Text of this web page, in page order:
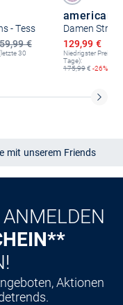
- Tess
€
30
Ermäßigter
129,99 €
Niedrigster Preis
Tage):
175,99€ -26%
mit unserem Friends
Aktionen